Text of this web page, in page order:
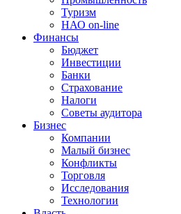
Туризм
НАО on-line
Финансы
Бюджет
Инвестиции
Банки
Страхование
Налоги
Советы аудитора
Бизнес
Компании
Малый бизнес
Конфликты
Торговля
Исследования
Технологии